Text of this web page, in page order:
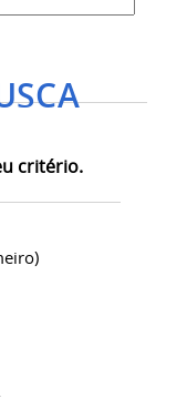
critério.